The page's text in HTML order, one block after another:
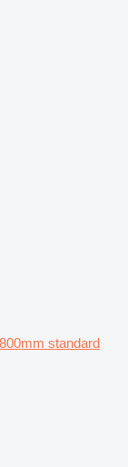
standard